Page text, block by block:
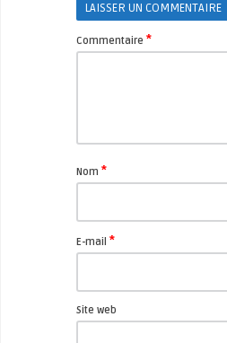
LAISSER UN COMMENTAIRE
Commentaire *
Nom *
E-mail *
Site web